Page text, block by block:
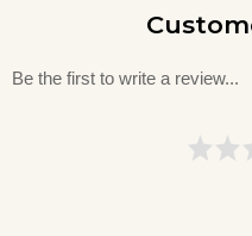
Be the first to write a review...